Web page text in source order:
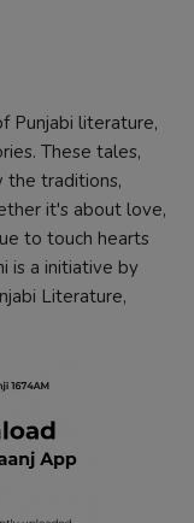
Punjabi literature,
These tales,
the traditions,
it's about love,
to touch hearts
is a initiative by
Literature,